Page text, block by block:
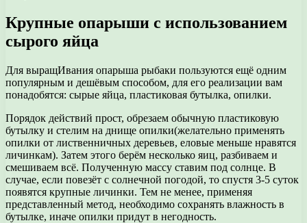
Крупные опарыши с использованием
сырого яйца
Для выращИвания опарыша рыбаки пользуются ещё одним
популярным и дешёвым способом, для его реализации вам
понадобятся: сырые яйца, пластиковая бутылка, опилки.
Порядок действий прост, обрезаем обычную пластиковую
бутылку и стелим на днище опилки(желательно применять
опилки от лиственничных деревьев, еловые меньше нравятся
личинкам). Затем этого берём несколько яиц, разбиваем и
смешиваем всё. Полученную массу ставим под солнце. В
случае, если повезёт с солнечной погодой, то спустя 3-5 суток
появятся крупные личинки. Тем не менее, применяя
представленный метод, необходимо сохранять влажность в
бутылке, иначе опилки придут в негодность.